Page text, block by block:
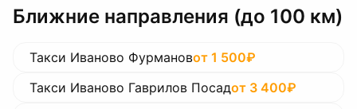
Ближние направления (до 100 км)
Такси Иваново Фурмановот 1 500₽
Такси Иваново Гаврилов Посадот 3 400₽